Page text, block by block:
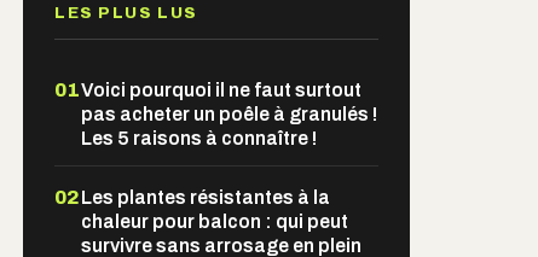
LES PLUS LUS
01Voici pourquoi il ne faut surtout
pas acheter un poêle à granulés !
Les 5 raisons à connaître !
02Les plantes résistantes à la
chaleur pour balcon : qui peut
survivre sans arrosage en plein